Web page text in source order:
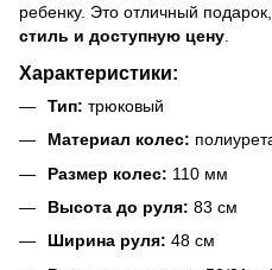
ребенку. Это отличный
стиль и доступную цену
Характеристики:
Тип: трюковый
Материал колес:
Размер колес: 110 мм
Высота до руля: 83 см
Ширина руля: 48 см